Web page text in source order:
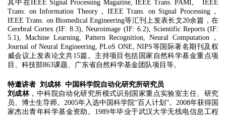
其中在IEEE Signal Processing Magazine, IEEE Trans. PAMI, IEEE
Trans. on Information Theory，IEEE Trans. on Signal Processing，
IEEE Trans. on Biomedical Engineering等汇刊上发表长文20余篇，在
Cerebral Cortex (IF: 8.3), Neuroimage (IF: 6.2), Scientific Reports (IF:
5.1), Machine Learning, Pattern Recognition, Neural Computation，
Journal of Neural Engineering, PLoS ONE, NIPS等国际著名期刊及权
威会议上发表论文共15篇。主持项目包括国家自然科学基金重点项
目、科技部863课题、广东省自然科学基金团队项目等。
特邀讲者 刘成林 中国科学院自动化研究所研究员
刘成林，中科院自动化研究所模式识别国家重点实验室主任、研究
员、博士生导师。2005年入选中国科学院“百人计划”。2008年获得国
家杰出青年科学基金资助。1989年毕业于武汉大学无线电信息工程